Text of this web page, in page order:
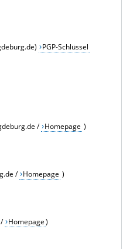
PGP-Schlüssel
/ Homepage )
/ Homepage )
/ Homepage)